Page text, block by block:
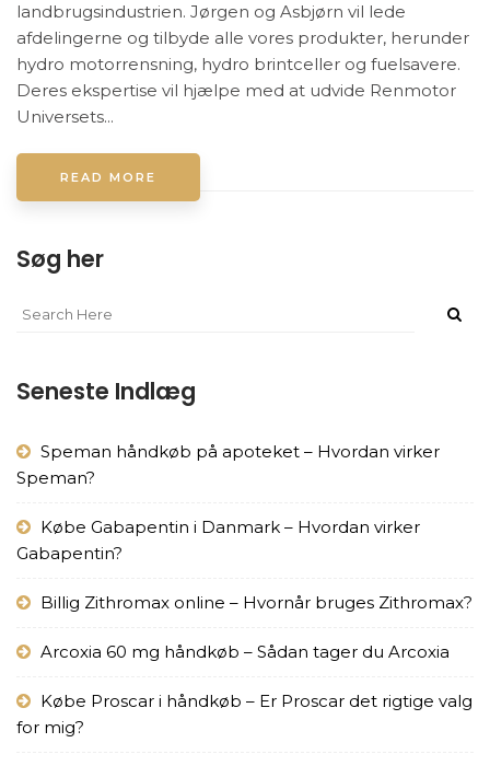
landbrugsindustrien. Jørgen og Asbjørn vil lede
afdelingerne og tilbyde alle vores produkter, herunder
hydro motorrensning, hydro brintceller og fuelsavere.
Deres ekspertise vil hjælpe med at udvide Renmotor
Universets...
READ MORE
Søg her
Seneste Indlæg
Speman håndkøb på apoteket – Hvordan virker
Speman?
Købe Gabapentin i Danmark – Hvordan virker
Gabapentin?
Billig Zithromax online – Hvornår bruges Zithromax?
Arcoxia 60 mg håndkøb – Sådan tager du Arcoxia
Købe Proscar i håndkøb – Er Proscar det rigtige valg
for mig?